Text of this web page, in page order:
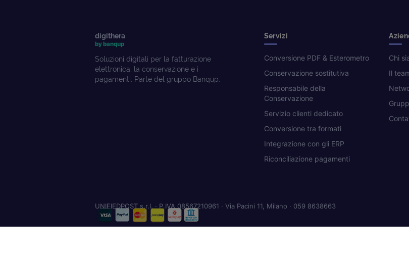
digithera
by banqup
Soluzioni digitali per la fatturazione
elettronica, la conservazione e i
pagamenti. Parte del gruppo Banqup.
Servizi
Conversione PDF & Esterometro
Conservazione sostitutiva
Responsabile della
Conservazione
Servizio clienti dedicato
Conversione tra formati
Integrazione con gli ERP
Riconciliazione pagamenti
Chi
Il
UNIFIEDPOST s.r.l. · P.IVA 08567210961 · Via Pacini 11, Milano · 059 8638663